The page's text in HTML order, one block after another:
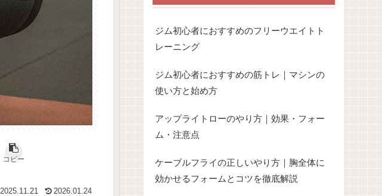
コピー
2025.11.21 2026.01.24
ジム初心者におすすめのフリーウエイトト
レーニング
ジム初心者におすすめの筋トレ｜マシンの
使い方と始め方
アップライトローのやり方｜効果・フォー
ム・注意点
ケーブルフライの正しいやり方｜胸全体に
効かせるフォームとコツを徹底解説